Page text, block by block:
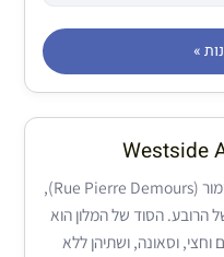
»
Westside
ארבעים וארבעה חדרים ברחוב פייר דמור (Rue Pierre Demours),
הסוד של המלון הוא
וסאונה, ושתיהן ללא